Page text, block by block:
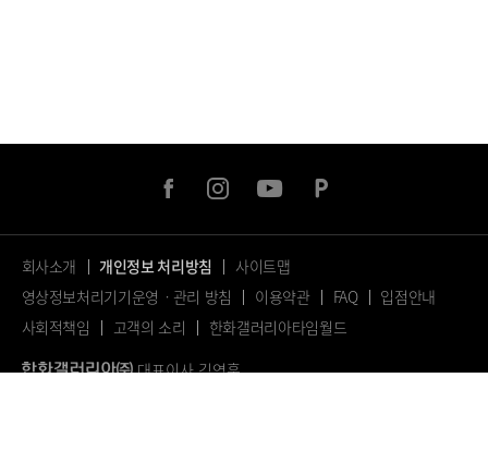
facebookinstagramyoutube
회사소개 개인정보 처리방침
사이트맵
영상정보처리기기운영ㆍ관리 방침
이용약관 FAQ
입점안내
사회적책임
고객의 소리
한화갤러리아타임월드
대표이사 김영훈